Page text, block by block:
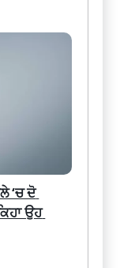
‘ਚ ਦੋ
ਉਹ